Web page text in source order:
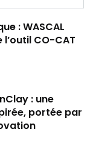
: WASCAL
l’outil CO-CAT
: une
portée par